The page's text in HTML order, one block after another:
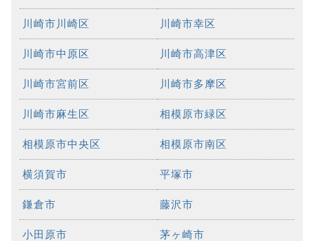
川崎市川崎区 川崎市幸区
川崎市中原区 川崎市高津区
川崎市宮前区 川崎市多摩区
川崎市麻生区 相模原市緑区
相模原市中央区 相模原市南区
横須賀市 平塚市
鎌倉市 藤沢市
小田原市 茅ヶ崎市